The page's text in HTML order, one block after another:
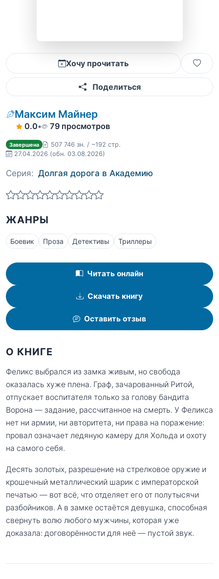
Хочу прочитать
Поделиться
Максим Майнер
0.0• 79 просмотров
Завершена
507 746 зн. / ~192 стр.
27.04.2026 (обн. 03.08.2026)
Серия: Долгая дорога в Академию
ЖАНРЫ
Боевик Проза Детективы Триллеры
Читать онлайн
Скачать книгу
Оставить отзыв
О КНИГЕ
Феликс выбрался из замка живым, но свобода
оказалась хуже плена. Граф, зачарованный Ритой,
отпускает воспитателя только за голову бандита
Ворона — задание, рассчитанное на смерть. У Феликса
нет ни армии, ни авторитета, ни права на поражение:
провал означает ледяную камеру для Хольда и охоту
на самого себя.
Десять золотых, разрешение на стрелковое оружие и
крошечный металлический шарик с императорской
печатью — вот всё, что отделяет его от полутысячи
разбойников. А в замке остаётся девушка, способная
свернуть волю любого мужчины, которая уже
доказала: договорённости для неё — пустой звук.